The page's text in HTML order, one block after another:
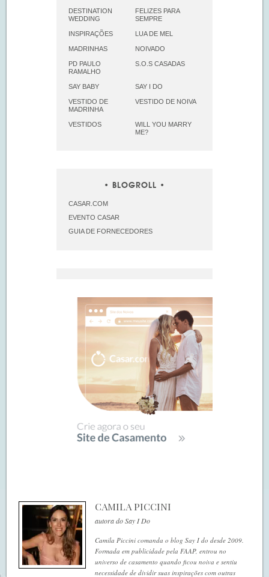
DESTINATION
WEDDING
FELIZES PARA
SEMPRE
INSPIRAÇÕES LUA DE MEL
MADRINHAS NOIVADO
PD PAULO
RAMALHO
S.O.S CASADAS
SAY BABY SAY I DO
VESTIDO DE
MADRINHA
VESTIDO DE NOIVA
VESTIDOS
WILL YOU MARRY
ME?
BLOGROLL
CASAR.COM
EVENTO CASAR
GUIA DE FORNECEDORES
CAMILA PICCINI
autora do Say I Do
Camila Piccini comanda o blog Say I do desde 2009.
Formada em publicidade pela FAAP, entrou no
universo de casamento quando ficou noiva e sentiu
necessidade de dividir suas inspirações com outras